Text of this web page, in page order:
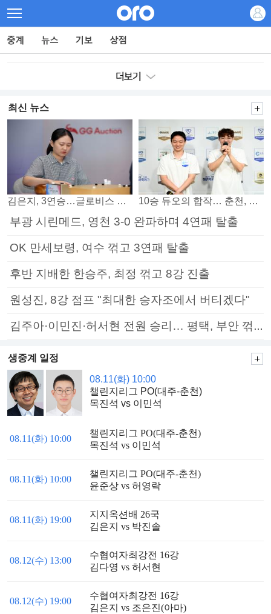
최신 뉴스
김은지, 3연승…글로비스 챔프 김승구도 넘었다 10승 듀오의 합작… 춘천, 소소회 꺾고 PO 진출
부광 시린메드, 영천 3-0 완파하며 4연패 탈출
OK 만세보령, 여수 꺾고 3연패 탈출
후반 지배한 한승주, 최정 꺾고 8강 진출
원성진, 8강 점프 "최대한 승자조에서 버티겠다"
김주아·이민진·허서현 전원 승리… 평택, 부안 꺾고 5연승
생중계 일정
08.11(화) 10:00
챌린지리그 PO(대주-춘천)
목진석 vs 이민석
08.11(화) 10:00
챌린지리그 PO(대주-춘천)
목진석 vs 이민석
08.11(화) 10:00
챌린지리그 PO(대주-춘천)
윤준상 vs 허영락
08.11(화) 19:00
지지옥션배 26국
김은지 vs 박진솔
08.12(수) 13:00
수협여자최강전 16강
김다영 vs 허서현
08.12(수) 19:00
수협여자최강전 16강
김은지 vs 조은진(아마)